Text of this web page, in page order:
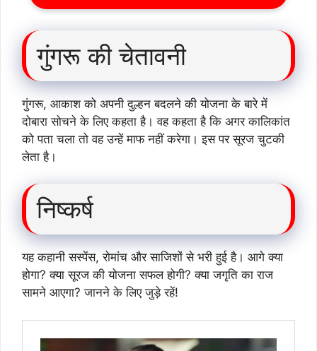
गुंगरू की चेतावनी
गुंगरू, आकाश को अपनी दुल्हन बदलने की योजना के बारे में
दोबारा सोचने के लिए कहता है। वह कहता है कि अगर कालिकांत
को पता चला तो वह उन्हें माफ नहीं करेगा। इस पर सूरज चुटकी
लेता है।
निष्कर्ष
यह कहानी सस्पेंस, रोमांच और साजिशों से भरी हुई है। आगे क्या
होगा? क्या सूरज की योजना सफल होगी? क्या जगृति का राज
सामने आएगा? जानने के लिए जुड़े रहें!